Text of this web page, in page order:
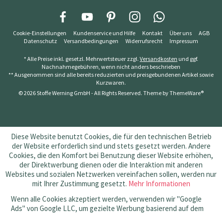
Cookie-Einstellungen Kundenservice und Hilfe Kontakt Über uns
AGB
Datenschutz
Versandbedingungen Widerrufsrecht Impressum
* Alle Preise inkl. gesetzl. Mehrwertsteuer zzgl. Versandkosten und ggf.
Nachnahmegebühren, wenn nicht anders beschrieben
** Ausgenommen sind alle bereits reduzierten und preisgebundenen Artikel sowie
Kurzwaren.
© 2026 Stoffe Werning GmbH - All Rights Reserved. Theme byThemeWare®
Diese Website benutzt Cookies, die für den technischen Betrieb
der Website erforderlich sind und stets gesetzt werden. Andere
Cookies, die den Komfort bei Benutzung dieser Website erhöhen,
der Direktwerbung dienen oder die Interaktion mit anderen
Websites und sozialen Netzwerken vereinfachen sollen, werden nur
mit Ihrer Zustimmung gesetzt. Mehr Informationen
Wenn alle Cookies akzeptiert werden, verwenden wir "Google
Ads" von Google LLC, um gezielte Werbung basierend auf dem